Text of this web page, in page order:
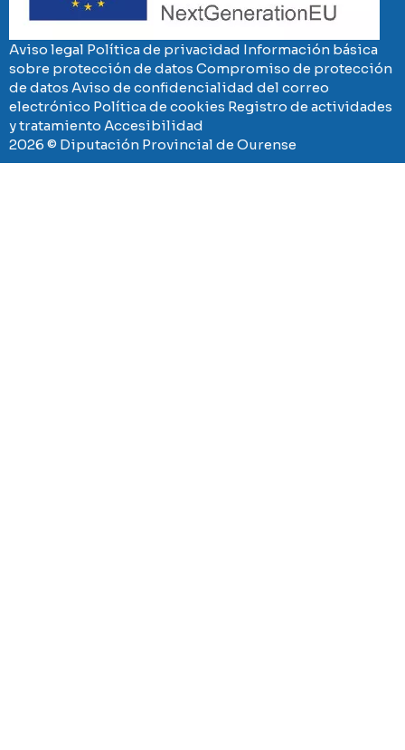
Aviso legal Política de privacidad Información básica
sobre protección de datos Compromiso de protección
de datos Aviso de confidencialidad del correo
electrónico Política de cookies Registro de actividades
y tratamiento Accesibilidad
2026 © Diputación Provincial de Ourense